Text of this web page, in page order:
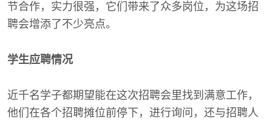
节合作，实力很强，它们带来了众多岗位，为这场招
聘会增添了不少亮点。
学生应聘情况
近千名学子都期望能在这次招聘会里找到满意工作，
他们在各个招聘摊位前停下，进行询问，还与招聘人